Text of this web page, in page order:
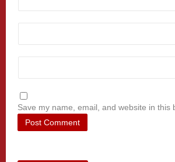
Save my name, email, and website in